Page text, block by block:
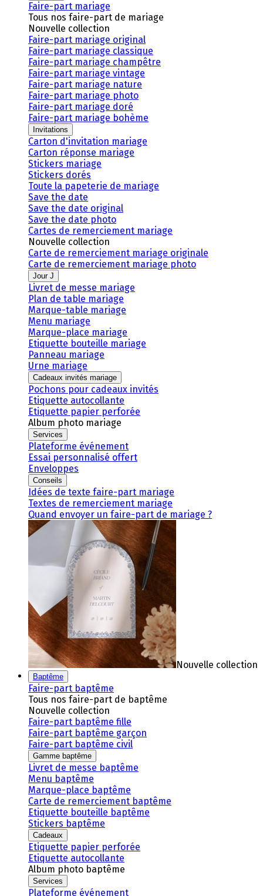
Faire-part mariage
Tous nos faire-part de mariage
Nouvelle collection
Faire-part mariage original
Faire-part mariage classique
Faire-part mariage champêtre
Faire-part mariage vintage
Faire-part mariage nature
Faire-part mariage photo
Faire-part mariage doré
Faire-part mariage bohème
Invitations
Carton d'invitation mariage
Carton réponse mariage
Stickers mariage
Stickers dorés
Toute la papeterie de mariage
Save the date
Save the date original
Save the date photo
Cartes de remerciement mariage
Nouvelle collection
Carte de remerciement mariage originale
Carte de remerciement mariage photo
Jour J
Livret de messe mariage
Plan de table mariage
Marque-table mariage
Menu mariage
Marque-place mariage
Etiquette bouteille mariage
Panneau mariage
Urne mariage
Cadeaux invités mariage
Pochons pour cadeaux invités
Etiquette autocollante
Etiquette papier perforée
Album photo mariage
Services
Plateforme événement
Essai personnalisé offert
Enveloppes
Conseils
Idées de texte faire-part mariage
Textes de remerciement mariage
Quand envoyer un faire-part de mariage ?
Nouvelle collection
Baptême
Faire-part baptême
Tous nos faire-part de baptême
Nouvelle collection
Faire-part baptême fille
Faire-part baptême garçon
Faire-part baptême civil
Gamme baptême
Livret de messe baptême
Menu baptême
Marque-place baptême
Carte de remerciement baptême
Etiquette bouteille baptême
Stickers baptême
Cadeaux
Etiquette papier perforée
Etiquette autocollante
Album photo baptême
Services
Plateforme événement